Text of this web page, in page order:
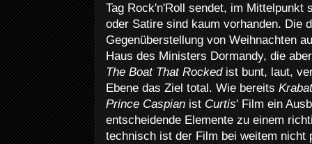
Tag Rock'n'Roll sendet, im Mittelpunkt
oder Satire sind kaum vorhanden. Die
Gegenüberstellung von Weihnachten
Haus des Ministers Dormandy, die
The Boat That Rocked ist bunt, laut,
Ebene das Ziel total. Wie bereits
Prince Caspian ist Curtis' Film ein
entscheidende Elemente zu einem
technisch ist der Film bei weitem